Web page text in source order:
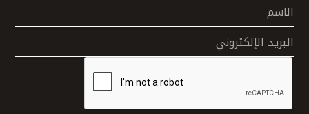
الاسم
البريد الإلكتروني